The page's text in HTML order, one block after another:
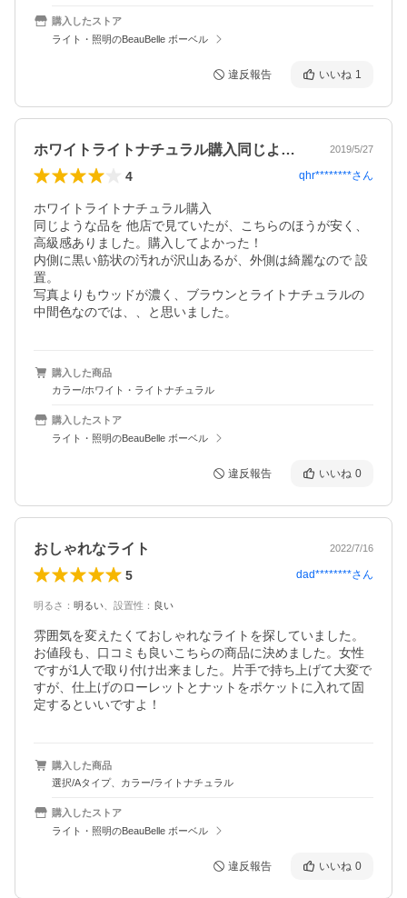
購入したストア
ライト・照明のBeauBelle ボーベル
違反報告 いいね 1
ホワイトライトナチュラル購入同じような… 2019/5/27
4 qhr********さん
ホワイトライトナチュラル購入
同じような品を 他店で見ていたが、こちらのほうが安く、
高級感ありました。購入してよかった！
内側に黒い筋状の汚れが沢山あるが、外側は綺麗なので 設
置。
写真よりもウッドが濃く、ブラウンとライトナチュラルの
中間色なのでは、、と思いました。
購入した商品
カラー/ホワイト・ライトナチュラル
購入したストア
ライト・照明のBeauBelle ボーベル
違反報告 いいね 0
おしゃれなライト 2022/7/16
5 dad********さん
明るさ ： 明るい 設置性 ： 良い
雰囲気を変えたくておしゃれなライトを探していました。
お値段も、口コミも良いこちらの商品に決めました。女性
ですが1人で取り付け出来ました。片手で持ち上げて大変で
すが、仕上げのローレットとナットをポケットに入れて固
定するといいですよ！
購入した商品
選択/Aタイプ、カラー/ライトナチュラル
購入したストア
ライト・照明のBeauBelle ボーベル
違反報告 いいね 0